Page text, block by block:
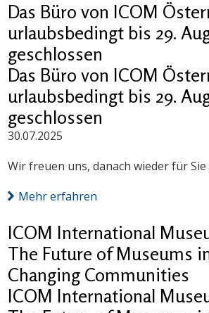
Das Büro von ICOM
urlaubsbedingt bis 29.
geschlossen
Das Büro von ICOM
urlaubsbedingt bis 29.
geschlossen
30.07.2025
Wir freuen uns, danach wieder für Sie
Mehr erfahren
ICOM International
The Future of Museums
Changing Communities
ICOM International